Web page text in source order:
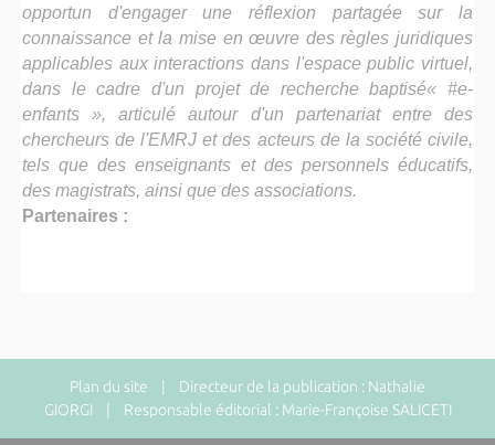
opportun d'engager une réflexion partagée sur la
connaissance et la mise en œuvre des règles juridiques
applicables aux interactions dans l'espace public virtuel,
dans le cadre d'un projet de recherche baptisé« #e-
enfants », articulé autour d'un partenariat entre des
chercheurs de l'EMRJ et des acteurs de la société civile,
tels que des enseignants et des personnels éducatifs,
des magistrats, ainsi que des associations.
Partenaires :
Plan du site | Directeur de la publication : Nathalie
GIORGI | Responsable éditorial : Marie-Françoise SALICETI